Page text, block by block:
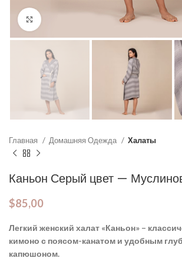
Главная Домашняя Одежда Халаты
Каньон Серый цвет —
$85,00
Легкий женский халат «Каньон» –
кимоно с поясом-канатом и удобным
капюшоном.